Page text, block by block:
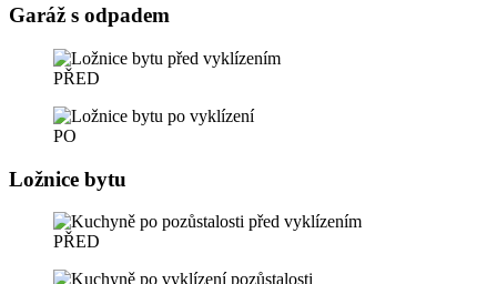
Garáž s odpadem
PŘED
PO
Ložnice bytu
PŘED